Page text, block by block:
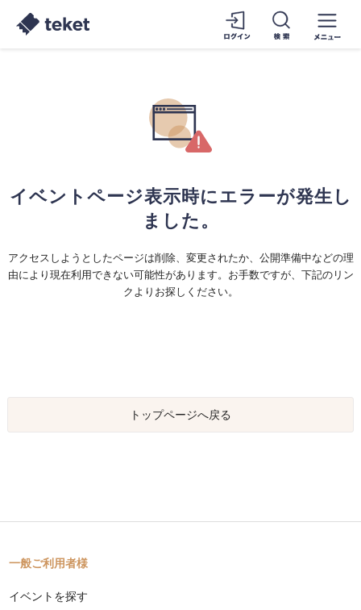
イベントページ表示時にエラーが発生し
ました。
アクセスしようとしたページは削除、変更されたか、公開準備中などの理
由により現在利用できない可能性があります。お手数ですが、下記のリン
クよりお探しください。
トップページへ戻る
一般ご利用者様
イベントを探す